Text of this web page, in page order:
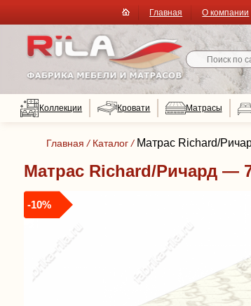
Главная О компании
Коллекции Кровати Матрасы
Главная / Каталог / Матрас Richard/
Матрас Richard/Ричард —
-10%